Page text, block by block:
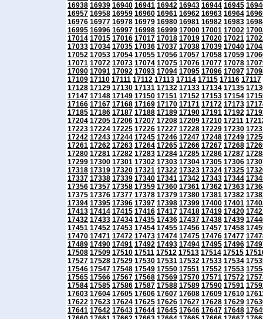
16938 16939 16940 16941 16942 16943 16944 16945
16957 16958 16959 16960 16961 16962 16963 16964
16976 16977 16978 16979 16980 16981 16982 16983
16995 16996 16997 16998 16999 17000 17001 17002
17014 17015 17016 17017 17018 17019 17020 17021
17033 17034 17035 17036 17037 17038 17039 17040
17052 17053 17054 17055 17056 17057 17058 17059
17071 17072 17073 17074 17075 17076 17077 17078
17090 17091 17092 17093 17094 17095 17096 17097
17109 17110 17111 17112 17113 17114 17115 17116 17117
17128 17129 17130 17131 17132 17133 17134 17135
17147 17148 17149 17150 17151 17152 17153 17154
17166 17167 17168 17169 17170 17171 17172 17173
17185 17186 17187 17188 17189 17190 17191 17192
17204 17205 17206 17207 17208 17209 17210 17211
17223 17224 17225 17226 17227 17228 17229 17230
17242 17243 17244 17245 17246 17247 17248 17249
17261 17262 17263 17264 17265 17266 17267 17268
17280 17281 17282 17283 17284 17285 17286 17287
17299 17300 17301 17302 17303 17304 17305 17306
17318 17319 17320 17321 17322 17323 17324 17325
17337 17338 17339 17340 17341 17342 17343 17344
17356 17357 17358 17359 17360 17361 17362 17363
17375 17376 17377 17378 17379 17380 17381 17382
17394 17395 17396 17397 17398 17399 17400 17401
17413 17414 17415 17416 17417 17418 17419 17420
17432 17433 17434 17435 17436 17437 17438 17439
17451 17452 17453 17454 17455 17456 17457 17458
17470 17471 17472 17473 17474 17475 17476 17477
17489 17490 17491 17492 17493 17494 17495 17496
17508 17509 17510 17511 17512 17513 17514 17515
17527 17528 17529 17530 17531 17532 17533 17534
17546 17547 17548 17549 17550 17551 17552 17553
17565 17566 17567 17568 17569 17570 17571 17572
17584 17585 17586 17587 17588 17589 17590 17591
17603 17604 17605 17606 17607 17608 17609 17610
17622 17623 17624 17625 17626 17627 17628 17629
17641 17642 17643 17644 17645 17646 17647 17648